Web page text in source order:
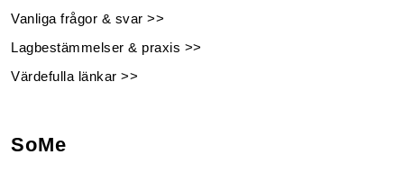
Vanliga frågor & svar >>
Lagbestämmelser & praxis >>
Värdefulla länkar >>
SoMe